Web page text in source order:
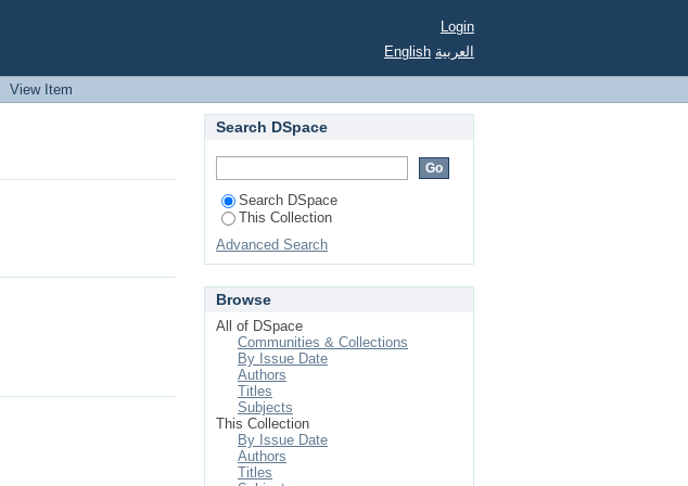
Login
English العربية
View Item
Search DSpace
Search DSpace
This Collection
Advanced Search
Browse
All of DSpace
Communities & Collections
By Issue Date
Authors
Titles
Subjects
This Collection
By Issue Date
Authors
Titles